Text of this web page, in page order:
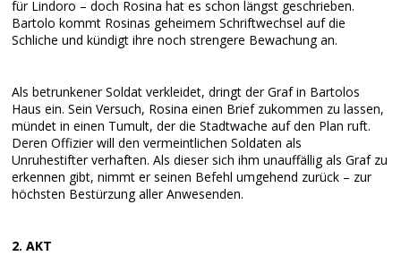
für Lindoro – doch Rosina hat es schon längst geschrieben.
Bartolo kommt Rosinas geheimem Schriftwechsel auf die
Schliche und kündigt ihre noch strengere Bewachung an.
Als betrunkener Soldat verkleidet, dringt der Graf in Bartolos
Haus ein. Sein Versuch, Rosina einen Brief zukommen zu lassen,
mündet in einen Tumult, der die Stadtwache auf den Plan ruft.
Deren Offizier will den vermeintlichen Soldaten als
Unruhestifter verhaften. Als dieser sich ihm unauffällig als Graf zu
erkennen gibt, nimmt er seinen Befehl umgehend zurück – zur
höchsten Bestürzung aller Anwesenden.
2. AKT